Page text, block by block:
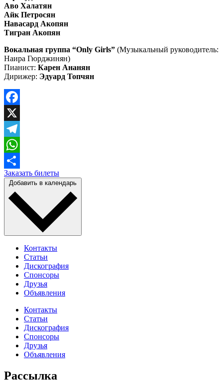
Аво Халатян
Айк Петросян
Навасард Акопян
Тигран Акопян
Вокальная группа “Only Girls” (Музыкальный руководитель:
Наира Гюрджинян)
Пианист: Карен Ананян
Дирижер: Эдуард Топчян
Facebook
X
Telegram
WhatsApp
Отправить
Заказать билеты
Контакты
Статьи
Дискография
Спонсоры
Друзья
Объявления
Контакты
Статьи
Дискография
Спонсоры
Друзья
Объявления
Рассылка